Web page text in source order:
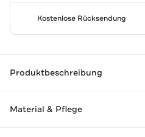
Kostenlose Rücksendung
Produktbeschreibung
Material & Pflege